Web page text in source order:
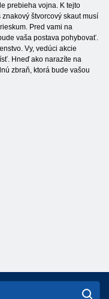
prebieha vojna. K tejto
štvorcový skaut musí
Pred vami na
vaša postava pohybovať.
Vy, vedúci akcie
Hneď ako narazíte na
zbraň, ktorá bude vašou